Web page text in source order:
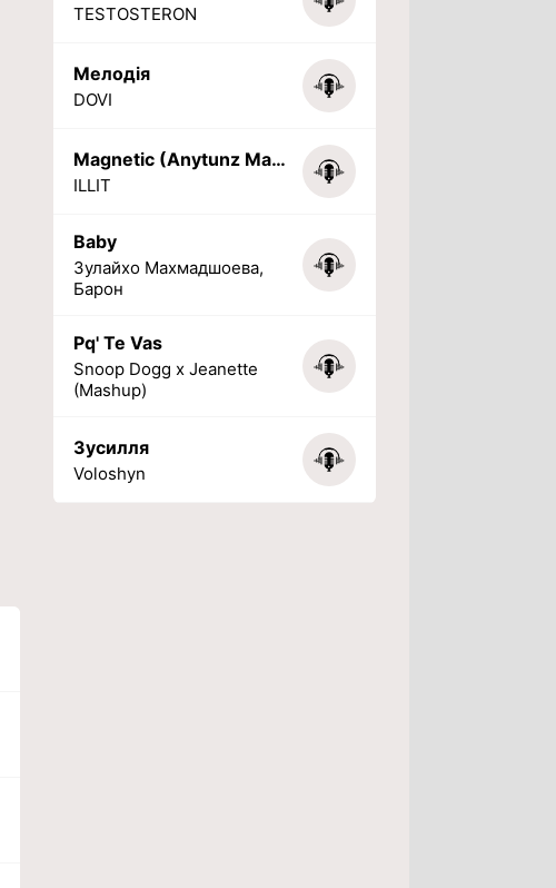
TESTOSTERON
Мелодія
DOVI
Magnetic (Anytunz Marimba Ringtone)
ILLIT
Baby
Зулайхо Махмадшоева,
Барон
Pq' Te Vas
Snoop Dogg x Jeanette
(Mashup)
Зусилля
Voloshyn